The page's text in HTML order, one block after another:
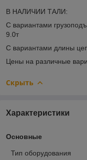
В НАЛИЧИИ ТАЛИ:
С вариантами
9.0т
С вариантами длины
Цены на различные
Скрыть
Характеристики
Основные
Тип оборудования